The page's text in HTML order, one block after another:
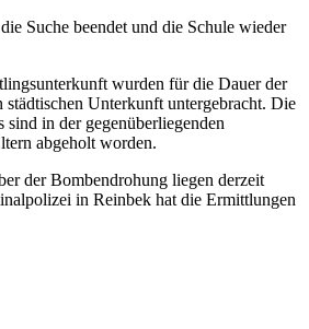
Suche beendet und die Schule wieder
wurden für die Dauer der
städtischen Unterkunft untergebracht. Die
in der gegenüberliegenden
abgeholt worden.
der Bombendrohung liegen derzeit
in Reinbek hat die Ermittlungen